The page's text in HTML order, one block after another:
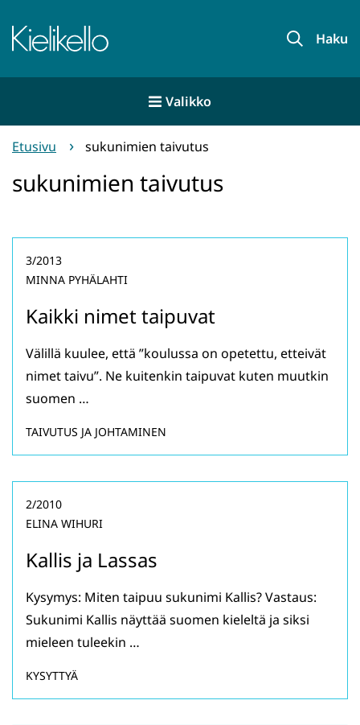
sisältöön
Etusivu Haku
Valikko
Etusivu sukunimien taivutus
sukunimien taivutus
Kaikki nimet taipuvat
3/2013
MINNA PYHÄLAHTI
Välillä kuulee, että ”koulussa on opetettu, etteivät
nimet taivu”. Ne kuitenkin taipuvat kuten muutkin
suomen …
TAIVUTUS JA JOHTAMINEN
Kallis ja Lassas
2/2010
ELINA WIHURI
Kysymys: Miten taipuu sukunimi Kallis? Vastaus:
Sukunimi Kallis näyttää suomen kieleltä ja siksi
mieleen tuleekin …
KYSYTTYÄ